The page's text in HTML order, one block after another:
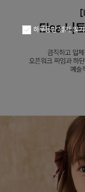
하루동안 열지 않기